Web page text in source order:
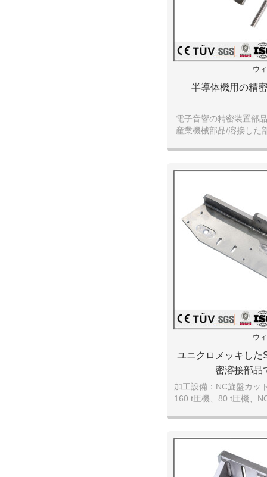
ウ
半導体機用の精
電子音響の精密装置部
産業機械部品/溶接した
ウ
ユニクロメッキした
密溶接部品
加工設備：NC旋盤カッ
160 t圧機、80 t圧機、
アーク溶接、 大型旋盤